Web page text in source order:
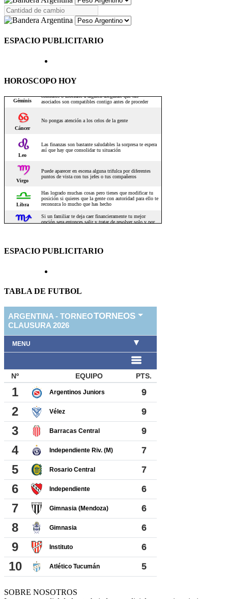
ESPACIO PUBLICITARIO
HOROSCOPO HOY
ESPACIO PUBLICITARIO
TABLA DE FUTBOL
SOBRE NOSOTROS